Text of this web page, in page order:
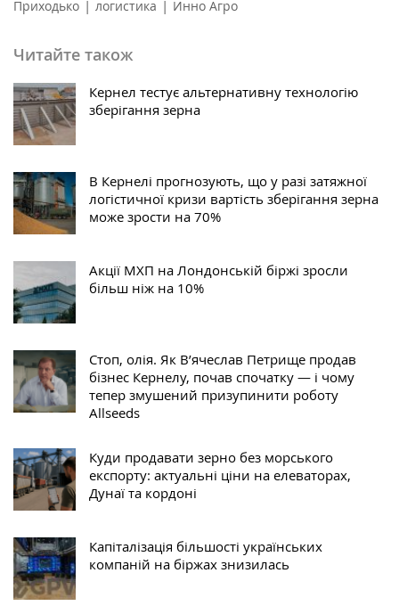
Приходько | логистика | Инно Агро
Читайте також
Кернел тестує альтернативну технологію
зберігання зерна
В Кернелі прогнозують, що у разі затяжної
логістичної кризи вартість зберігання зерна
може зрости на 70%
Акції МХП на Лондонській біржі зросли
більш ніж на 10%
Стоп, олія. Як В’ячеслав Петрище продав
бізнес Кернелу, почав спочатку — і чому
тепер змушений призупинити роботу
Allseeds
Куди продавати зерно без морського
експорту: актуальні ціни на елеваторах,
Дунаї та кордоні
Капіталізація більшості українських
компаній на біржах знизилась